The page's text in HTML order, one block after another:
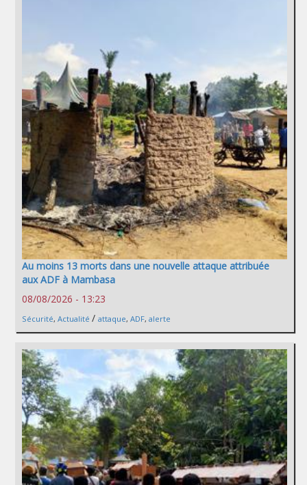
Au moins 13 morts dans une nouvelle attaque attribuée
aux ADF à Mambasa
08/08/2026 - 13:23
Sécurité, Actualité / attaque, ADF, alerte